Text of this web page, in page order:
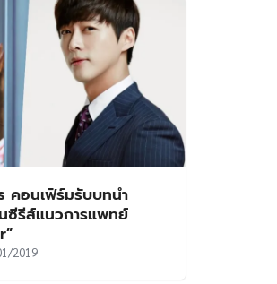
คอนเฟิร์มรับบทนำ
ซีรีส์แนวการแพทย์
2019